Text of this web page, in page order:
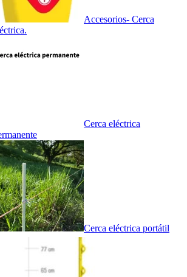
Accesorios- Cerca
Cerca eléctrica
Cerca eléctrica portátil